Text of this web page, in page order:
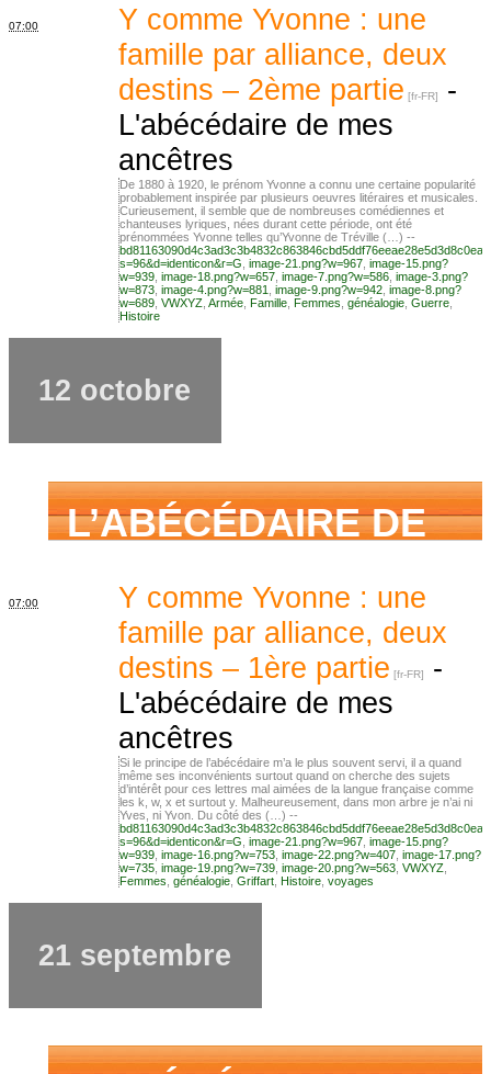
MES ANCÊTRES –
Tout ce que j’aurais
aimé savoir sur ma
famille mais n’ai
jamais osé
demander
07:00
Y comme Yvonne : une
famille par alliance, deux
destins – 2ème partie
-
L'abécédaire de mes
ancêtres
De 1880 à 1920, le prénom Yvonne a connu une certaine popularité
probablement inspirée par plusieurs oeuvres litéraires et musicales.
Curieusement, il semble que de nombreuses comédiennes et
chanteuses lyriques, nées durant cette période, ont été
prénommées Yvonne telles qu’Yvonne de Tréville (…) --
s=96&d=identicon&r=G image-21.png?w=967 image-15.png?
w=939 image-18.png?w=657 image-7.png?w=586 image-3.png?
w=873 image-4.png?w=881 image-9.png?w=942 image-8.png?
w=689 VWXYZ Armée Famille Femmes généalogie Guerre
Histoire
12 octobre
L’ABÉCÉDAIRE DE
MES ANCÊTRES –
Tout ce que j’aurais
aimé savoir sur ma
famille mais n’ai
jamais osé
07:00
Y comme Yvonne : une
famille par alliance, deux
destins – 1ère partie
-
L'abécédaire de mes
ancêtres
Si le principe de l’abécédaire m’a le plus souvent servi, il a quand
même ses inconvénients surtout quand on cherche des sujets
d’intérêt pour ces lettres mal aimées de la langue française comme
les k, w, x et surtout y. Malheureusement, dans mon arbre je n’ai ni
Yves, ni Yvon. Du côté des (…) --
s=96&d=identicon&r=G image-21.png?w=967 image-15.png?
w=939 image-16.png?w=753 image-22.png?w=407 image-17.png?
w=735 image-19.png?w=739 image-20.png?w=563 VWXYZ
Femmes généalogie Griffart Histoire voyages
21 septembre